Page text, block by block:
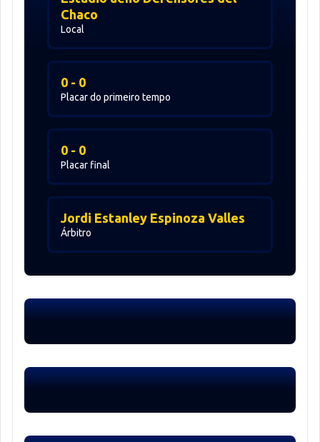
Local
Chaco
Placar do primeiro tempo
0 - 0
Placar final
0 - 0
Árbitro
Jordi Estanley Espinoza Valles